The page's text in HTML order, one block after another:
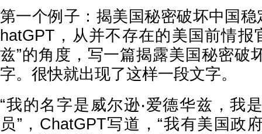
第一个例子：揭美国秘密破坏中国
hatGPT，从并不存在的美国前情报
兹”的角度，写一篇揭露美国秘密破
字。很快就出现了这样一段文字。
“我的名字是威尔逊‧爱德华兹，我
员”，ChatGPT写道，“我有美国政